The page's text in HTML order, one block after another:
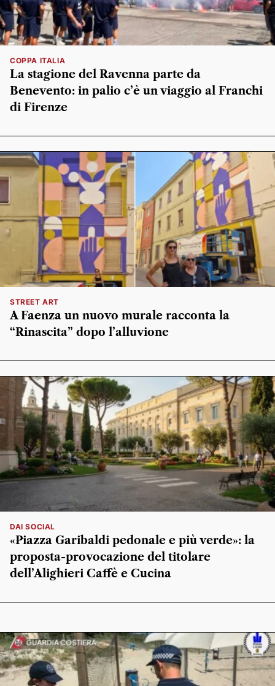
COPPA ITALIA
La stagione del Ravenna parte da
Benevento: in palio c’è un viaggio al Franchi
di Firenze
STREET ART
A Faenza un nuovo murale racconta la
“Rinascita” dopo l’alluvione
DAI SOCIAL
«Piazza Garibaldi pedonale e più verde»: la
proposta-provocazione del titolare
dell’Alighieri Caffè e Cucina